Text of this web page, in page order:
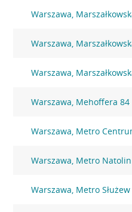
Warszawa,
Warszawa,
Warszawa,
Warszawa, Mehoffera 84
Warszawa, Metro
Warszawa, Metro Natolin
Warszawa, Metro Służew